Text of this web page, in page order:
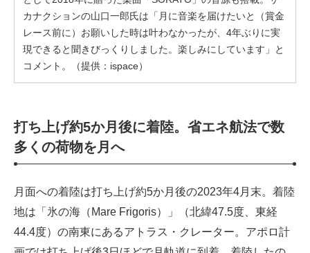
カナクションの山口一郎氏は「月に音楽を届けたいと（賞金
レース前に）お願いした時は叶わなかったが、4年ぶりに実
現できると聞きびっくりしました。楽しみにしています」と
コメント。（提供：ispace）
打ち上げ約5か月後に着陸。省エネ航法で数
多くの荷物を月へ
月面への着陸は打ち上げ約5か月後の2023年4月末。着陸
地は「氷の海（Mare Frigoris）」（北緯47.5度、東経
44.4度）の南東にあるアトラス・クレーター。アポロ計